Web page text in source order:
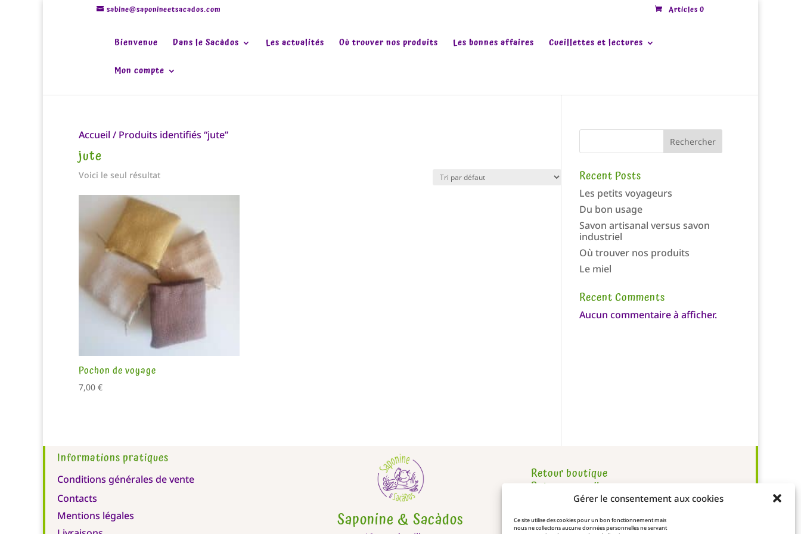
Gérer le consentement aux cookies
Ce site utilise des cookies pour un bon fonctionnement mais
nous ne collectons aucune données personnelles ne servant
sabine@saponineetsacados.com Articles 0
Bienvenue Dans le Sacàdos Les actualités Où trouver nos produits Les bonnes affaires Cueillettes et lectures
Mon compte
Accueil / Produits identifiés “jute”
jute
Voici le seul résultat
Pochon de voyage
7,00 €
Rechercher
Recent Posts
Les petits voyageurs
Du bon usage
Savon artisanal versus savon
industriel
Où trouver nos produits
Le miel
Recent Comments
Aucun commentaire à afficher.
Informations pratiques
Conditions générales de vente
Contacts
Mentions légales
Saponine & Sacàdos
Retour boutique
Retour accueil